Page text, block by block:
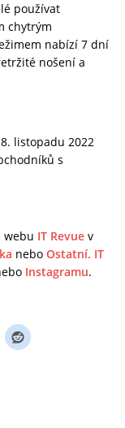
používat
chytrým
nabízí 7 dní
nošení a
listopadu 2022
s
webu IT Revue v
nebo Ostatní. IT
Instagramu.